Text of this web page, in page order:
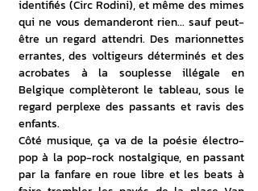
identifiés (Circ Rodini), et même des mimes
qui ne vous demanderont rien... sauf peut-
être un regard attendri. Des marionnettes
errantes, des voltigeurs déterminés et des
acrobates à la souplesse illégale en
Belgique complèteront le tableau, sous le
regard perplexe des passants et ravis des
enfants.
Côté musique, ça va de la poésie électro-
pop à la pop-rock nostalgique, en passant
par la fanfare en roue libre et les beats à